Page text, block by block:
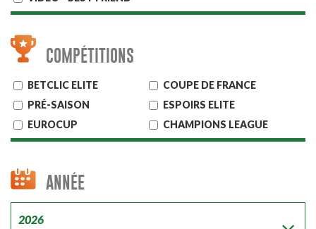
COMPÉTITIONS
BETCLIC ELITE
COUPE DE FRANCE
PRÉ-SAISON
ESPOIRS ELITE
EUROCUP
CHAMPIONS LEAGUE
ANNÉE